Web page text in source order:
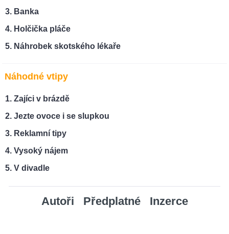
Banka
Holčička pláče
Náhrobek skotského lékaře
Náhodné vtipy
Zajíci v brázdě
Jezte ovoce i se slupkou
Reklamní tipy
Vysoký nájem
V divadle
Autoři Předplatné Inzerce